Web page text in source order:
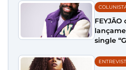
single